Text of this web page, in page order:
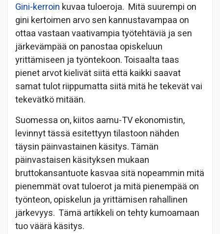
Gini-kerroin kuvaa tuloeroja. Mitä suurempi on
gini kertoimen arvo sen kannustavampaa on
ottaa vastaan vaativampia työtehtäviä ja sen
järkevämpää on panostaa opiskeluun
yrittämiseen ja työntekoon. Toisaalta taas
pienet arvot kielivät siitä että kaikki saavat
samat tulot riippumatta siitä mitä he tekevät vai
tekevätkö mitään.
Suomessa on, kiitos aamu-TV ekonomistin,
levinnyt tässä esitettyyn tilastoon nähden
täysin päinvastainen käsitys. Tämän
päinvastaisen käsityksen mukaan
bruttokansantuote kasvaa sitä nopeammin mitä
pienemmät ovat tuloerot ja mitä pienempää on
työnteon, opiskelun ja yrittämisen rahallinen
järkevyys. Tämä artikkeli on tehty kumoamaan
tuo väärä käsitys.